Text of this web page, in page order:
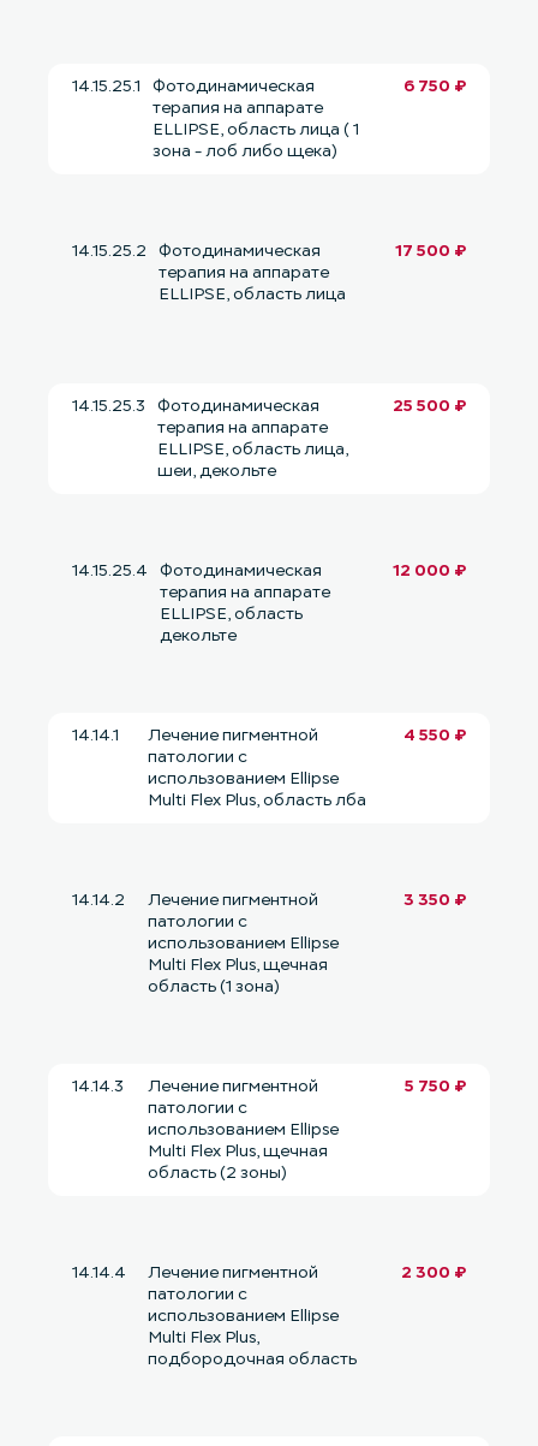
14.15.25.1 Фотодинамическая
терапия на аппарате
ELLIPSE, область лица ( 1
зона - лоб либо щека)
6 750 ₽
14.15.25.2 Фотодинамическая
терапия на аппарате
ELLIPSE, область лица
17 500 ₽
14.15.25.3 Фотодинамическая
терапия на аппарате
ELLIPSE, область лица,
шеи, декольте
25 500 ₽
14.15.25.4 Фотодинамическая
терапия на аппарате
ELLIPSE, область
декольте
12 000 ₽
14.14.1
Лечение пигментной
патологии с
использованием Ellipse
Multi Flex Plus, область лба
4 550 ₽
14.14.2
Лечение пигментной
патологии с
использованием Ellipse
Multi Flex Plus, щечная
область (1 зона)
3 350 ₽
14.14.3
Лечение пигментной
патологии с
использованием Ellipse
Multi Flex Plus, щечная
область (2 зоны)
5 750 ₽
14.14.4
Лечение пигментной
патологии с
использованием Ellipse
Multi Flex Plus,
подбородочная область
2 300 ₽